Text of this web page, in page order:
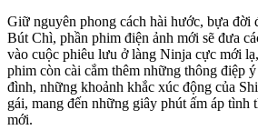
Giữ nguyên phong cách hài hước, bựa đời
Bút Chì, phần phim điện ảnh mới sẽ đưa
vào cuộc phiêu lưu ở làng Ninja cực mới
phim còn cài cắm thêm những thông điệp
đình, những khoảnh khắc xúc động của
gái, mang đến những giây phút ấm áp tình
mới.